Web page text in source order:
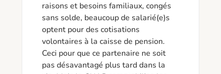
raisons et besoins familiaux, congés
sans solde, beaucoup de salarié(e)s
optent pour des cotisations
volontaires à la caisse de pension.
Ceci pour que ce partenaire ne soit
pas désavantagé plus tard dans la